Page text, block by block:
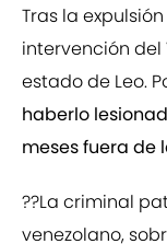
Tras la
intervención del
estado de Leo.
haberlo
meses fuera de
??La criminal
venezolano,